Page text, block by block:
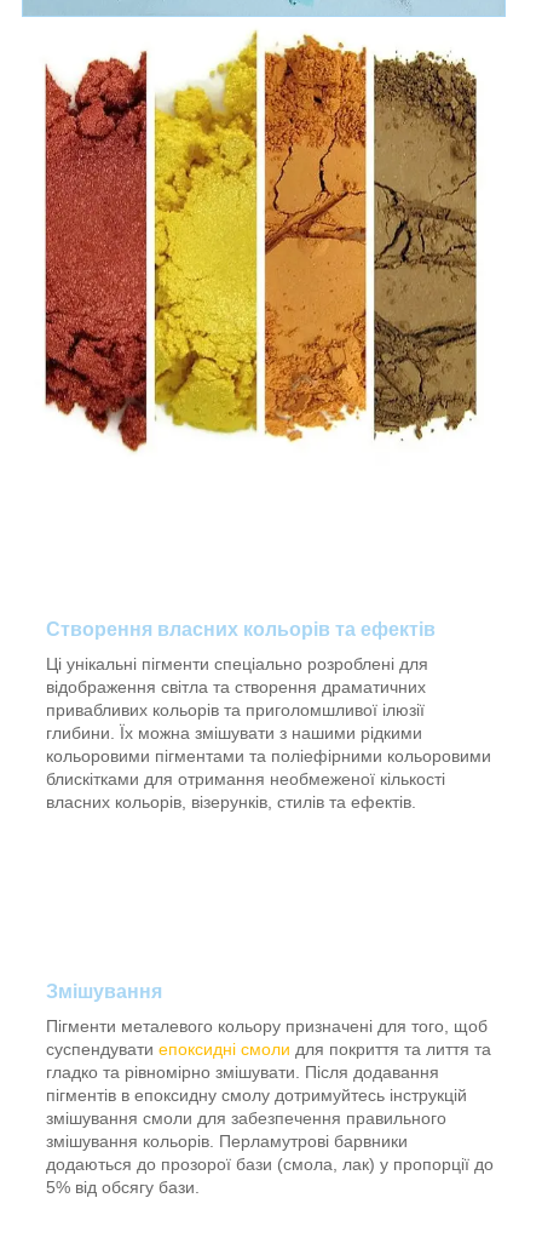
Створення власних кольорів та ефектів
Ці унікальні пігменти спеціально розроблені для
відображення світла та створення драматичних
привабливих кольорів та приголомшливої ​​ілюзії
глибини. Їх можна змішувати з нашими рідкими
кольоровими пігментами та поліефірними кольоровими
блискітками для отримання необмеженої кількості
власних кольорів, візерунків, стилів та ефектів.
Змішування
Пігменти металевого кольору призначені для того, щоб
суспендувати епоксидні смоли для покриття та лиття та
гладко та рівномірно змішувати. Після додавання
пігментів в епоксидну смолу дотримуйтесь інструкцій
змішування смоли для забезпечення правильного
змішування кольорів. Перламутрові барвники
додаються до прозорої бази (смола, лак) у пропорції до
5% від обсягу бази.